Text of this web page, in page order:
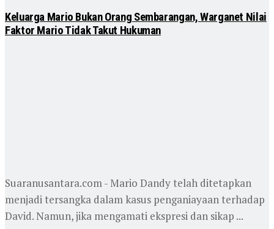
Keluarga Mario Bukan Orang Sembarangan, Warganet Nilai
Faktor Mario Tidak Takut Hukuman
Suaranusantara.com - Mario Dandy telah ditetapkan
menjadi tersangka dalam kasus penganiayaan terhadap
David. Namun, jika mengamati ekspresi dan sikap ...